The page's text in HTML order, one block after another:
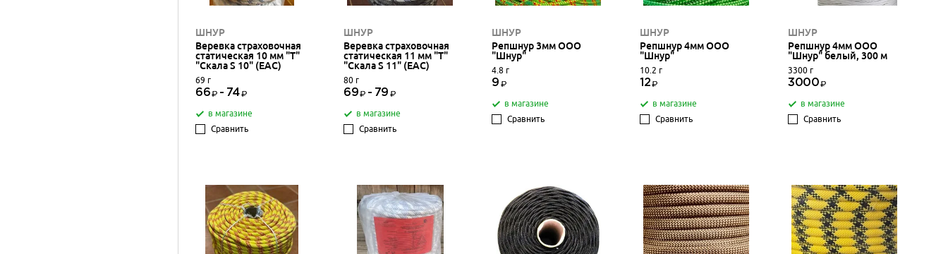
ШНУР
Веревка страховочная
статическая 10 мм "Т"
"Скала S 10" (EAC)
69 г
66 - 74
в магазине
Сравнить
ШНУР
Веревка страховочная
статическая 11 мм "Т"
"Скала S 11" (EAC)
80 г
69 - 79
в магазине
Сравнить
ШНУР
Репшнур 3мм ООО
"Шнур"
4.8 г
9
в магазине
Сравнить
ШНУР
Репшнур 4мм ООО
"Шнур"
10.2 г
12
в магазине
Сравнить
ШНУР
Репшнур 4мм ООО
"Шнур" белый, 300 м
3300 г
3000
в магазине
Сравнить